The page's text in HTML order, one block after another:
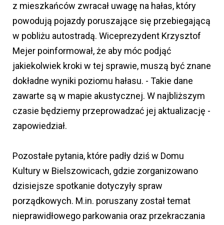
z mieszkańców zwracał uwagę na hałas, który
powodują pojazdy poruszające się przebiegającą
w pobliżu autostradą. Wiceprezydent Krzysztof
Mejer poinformował, że aby móc podjąć
jakiekolwiek kroki w tej sprawie, muszą być znane
dokładne wyniki poziomu hałasu. - Takie dane
zawarte są w mapie akustycznej. W najbliższym
czasie będziemy przeprowadzać jej aktualizację -
zapowiedział.
Pozostałe pytania, które padły dziś w Domu
Kultury w Bielszowicach, gdzie zorganizowano
dzisiejsze spotkanie dotyczyły spraw
porządkowych. M.in. poruszany został temat
nieprawidłowego parkowania oraz przekraczania